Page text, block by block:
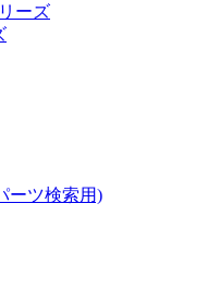
ーズ
ーツ検索用)